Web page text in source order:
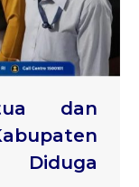
dan
Diduga